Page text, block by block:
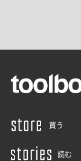
買う
読む